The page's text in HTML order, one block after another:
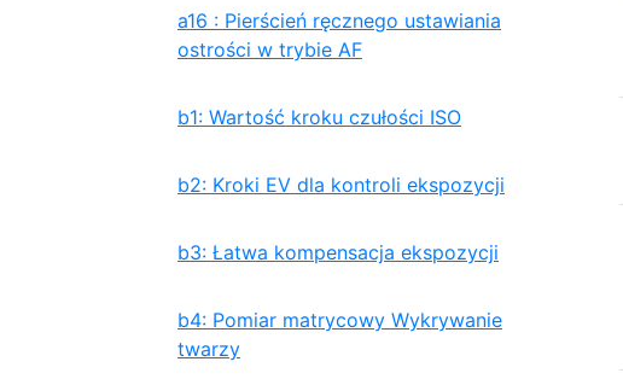
a16 : Pierścień ręcznego ustawiania
ostrości w trybie AF
b1: Wartość kroku czułości ISO
b2: Kroki EV dla kontroli ekspozycji
b3: Łatwa kompensacja ekspozycji
b4: Pomiar matrycowy Wykrywanie
twarzy